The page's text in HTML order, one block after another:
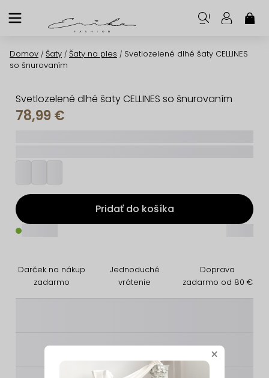
na
Domov / Šaty / Šaty na ples / Svetlozelené dlhé šaty CELLINES
so šnurovaním
Svetlozelené dlhé šaty CELLINES so šnurovaním
78,99 €
Pridať do košíka
Darček na nákup
zadarmo
Jednoduché
vrátenie
Doprava
zadarmo od 80 €
________ ×